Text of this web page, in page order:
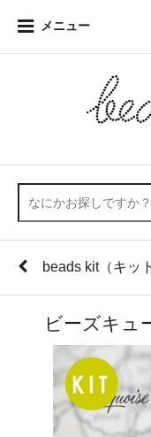
メニュー
beads kit（キッ
ビーズキュ